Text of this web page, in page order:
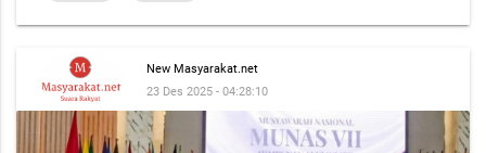
New Masyarakat.net
23 Des 2025 - 04:28:10